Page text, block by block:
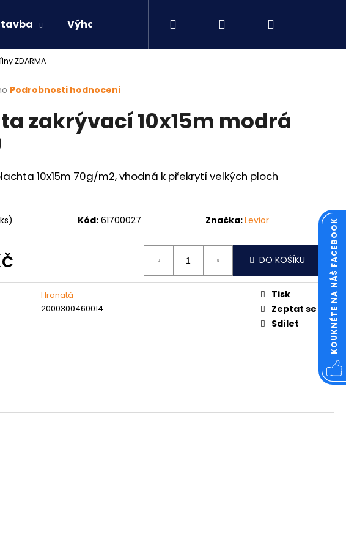
Výhodné sety Kontakty Přihlášení
ZDARMA
Podrobnosti hodnocení
zakrývací 10x15m modrá
10x15m 70g/m2, vhodná k překrytí velkých ploch
Kód: 61700027 Značka:Levior
DO KOŠÍKU
Hranatá
2000300460014
Tisk
Zeptat se
Sdílet
Následující
PODLOŽKA PÉROVÁ ČTVERCOVÁ NEREZ
KOUKNĚTE NA NÁŠ FACEBOOK